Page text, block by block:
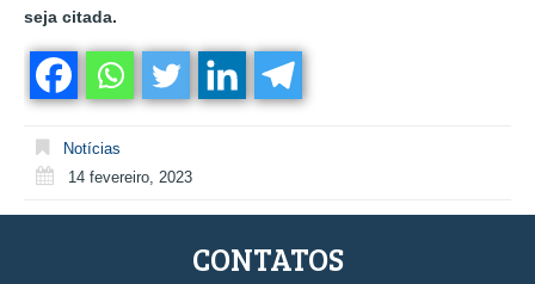
seja citada.
Notícias
14 fevereiro, 2023
CONTATOS